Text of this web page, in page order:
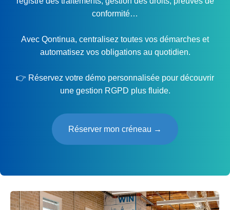
conformité…
Avec Qontinua, centralisez toutes vos démarches et
automatisez vos obligations au quotidien.
👉 Réservez votre démo personnalisée pour découvrir
une gestion RGPD plus fluide.
Réserver mon créneau →